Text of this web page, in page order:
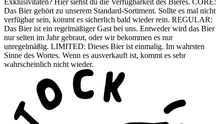
Exklusivitäten? Hier siehst du die Verfügbarkeit des Bieres. CORE:
Das Bier gehört zu unserem Standard-Sortiment. Sollte es mal nicht
verfügbar sein, kommt es sicherlich bald wieder rein. REGULAR:
Das Bier ist ein regelmäßiger Gast bei uns. Entweder wird das Bier
nur selten im Jahr gebraut, oder wir bekommen es nur
unregelmäßig. LIMITED: Dieses Bier ist einmalig. Im wahrsten
Sinne des Wortes. Wenn es ausverkauft ist, kommt es sehr
wahrscheinlich nicht wieder.